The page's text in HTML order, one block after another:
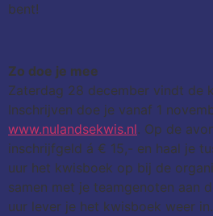
bent!
Zo doe je mee
Zaterdag 28 december vindt de
Inschrijven doe je vanaf 1
www.nulandsekwis.nl. Op de
inschrijfgeld á € 15,- en haal je
uur het kwisboek op bij de
samen met je teamgenoten aan
uur lever je het kwisboek weer